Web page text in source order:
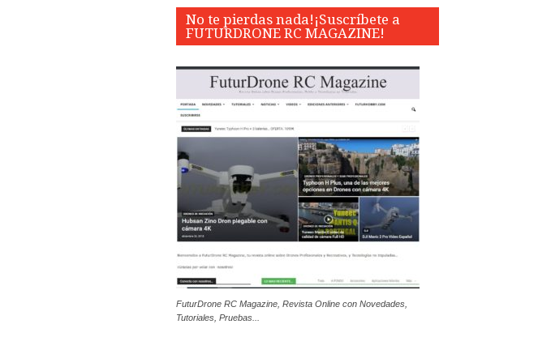
No te pierdas nada!¡Suscríbete a
FUTURDRONE RC MAGAZINE!
FuturDrone RC Magazine, Revista Online con Novedades,
Tutoriales, Pruebas...